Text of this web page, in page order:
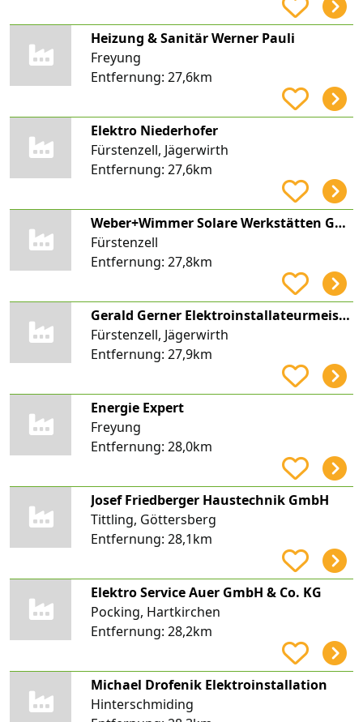
Heizung & Sanitär Werner Pauli
Freyung
Entfernung: 27,6km
Elektro Niederhofer
Fürstenzell, Jägerwirth
Entfernung: 27,6km
Weber+Wimmer Solare Werkstätten GmbH
Fürstenzell
Entfernung: 27,8km
Gerald Gerner Elektroinstallateurmeister
Fürstenzell, Jägerwirth
Entfernung: 27,9km
Energie Expert
Freyung
Entfernung: 28,0km
Josef Friedberger Haustechnik GmbH
Tittling, Göttersberg
Entfernung: 28,1km
Elektro Service Auer GmbH & Co. KG
Pocking, Hartkirchen
Entfernung: 28,2km
Michael Drofenik Elektroinstallation
Hinterschmiding